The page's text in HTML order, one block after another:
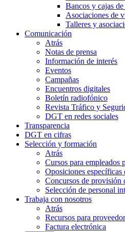
Bancos y cajas
Asociaciones de
Talleres y
Comunicación
Atrás
Notas de prensa
Información de interés
Eventos
Campañas
Encuentros digitales
Boletín radiofónico
Revista Tráfico y
DGT en redes sociales
Transparencia
DGT en cifras
Selección y formación
Atrás
Cursos para empleados
Oposiciones específicas
Concursos de provisión
Selección de personal
Trabaja con nosotros
Atrás
Recursos para
Factura electrónica